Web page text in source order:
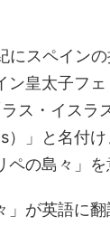
にスペイン
ン皇太子フ
ス・イスラ
）」と名付
の島々」を
」が英語に